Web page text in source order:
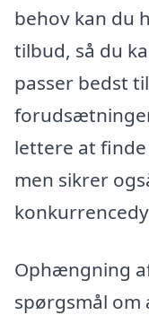
behov kan du
tilbud, så du
passer bedst
lettere at
men sikrer
Ophængning
spørgsmål om